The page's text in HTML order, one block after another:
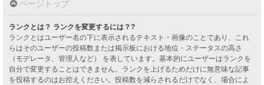
ページトップ
ランクとは？ ランクを変更するには？?
ランクとはユーザー名の下に表示されるテキスト・画像のことであり、これ
らはそのユーザーの投稿数または掲示板における地位・ステータスの高さ
（モデレータ、管理人など） を表しています。基本的にユーザーはランクを
自分で変更することはできません。ランクを上げるためだけに無意味な記事
を投稿するのはお控えください。投稿数を減らされるだけでなく、場合によ